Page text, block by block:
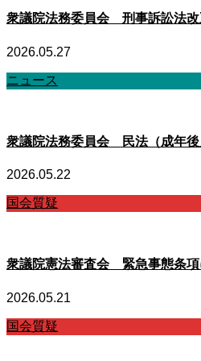
衆議院法務委員会 刑事訴訟法
2026.05.27
ニュース
衆議院法務委員会 民法（成年後
2026.05.22
国会質疑
衆議院憲法審査会 緊急事態条項
2026.05.21
国会質疑